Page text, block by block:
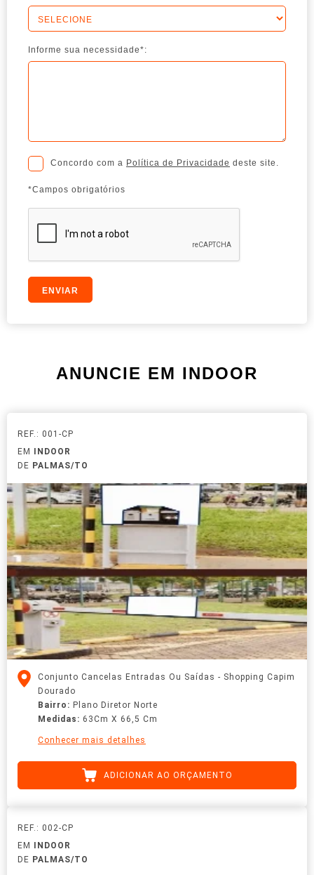
Informe sua necessidade*:
Concordo com a Política de Privacidade deste site.
*Campos obrigatórios
ANUNCIE EM INDOOR
REF.: 001-CP
EM
INDOOR
DE PALMAS/TO
Conjunto Cancelas Entradas Ou Saídas - Shopping Capim
Dourado
Bairro: Plano Diretor Norte
Medidas: 63Cm X 66,5 Cm
Conhecer mais detalhes
ADICIONAR AO ORÇAMENTO
REF.: 002-CP
EM INDOOR
DE PALMAS/TO